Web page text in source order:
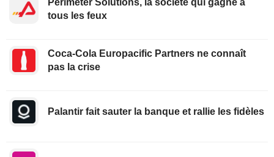
Perimeter Solutions, la société qui gagne à
tous les feux
Coca-Cola Europacific Partners ne connaît
pas la crise
Palantir fait sauter la banque et rallie les fidèles